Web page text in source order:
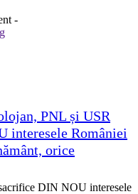
-
PNL și USR
interesele României
orice
DIN NOU interesele